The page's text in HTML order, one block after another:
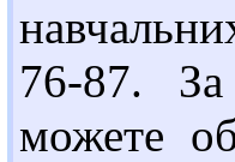
76-87.
можете